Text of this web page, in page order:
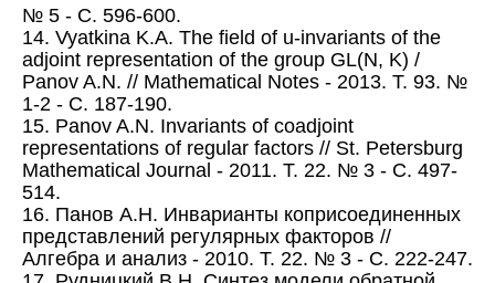
№ 5 - С. 596-600.
14. Vyatkina K.A. The field of u-invariants of the
adjoint representation of the group GL(N, K) /
Panov A.N. // Mathematical Notes - 2013. Т. 93. №
1-2 - С. 187-190.
15. Panov A.N. Invariants of coadjoint
representations of regular factors // St. Petersburg
Mathematical Journal - 2011. Т. 22. № 3 - С. 497-
514.
16. Панов А.Н. Инварианты коприсоединенных
представлений регулярных факторов //
Алгебра и анализ - 2010. Т. 22. № 3 - С. 222-247.